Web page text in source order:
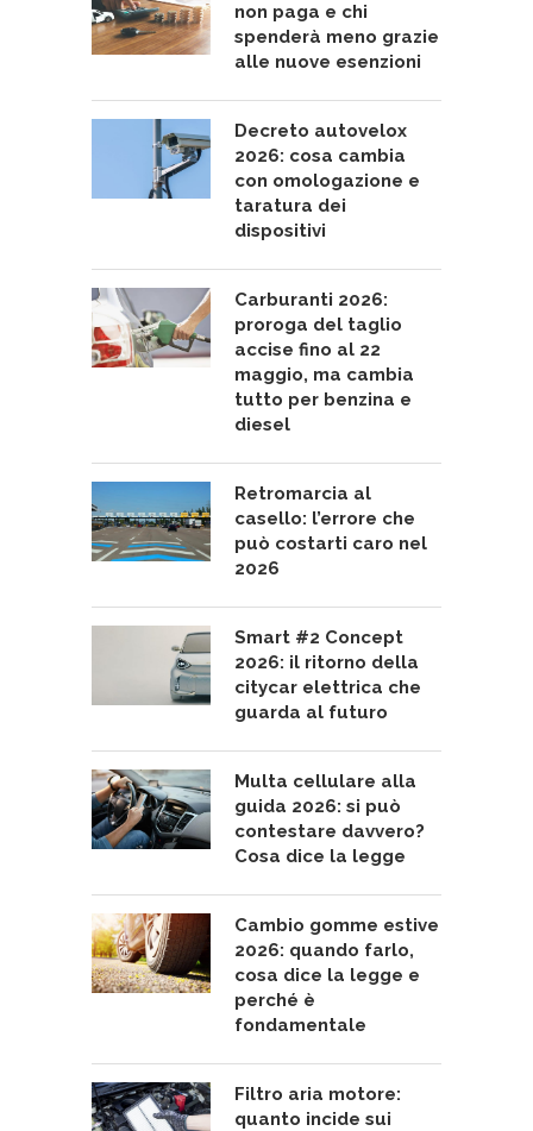
non paga e chi
spenderà meno grazie
alle nuove esenzioni
Decreto autovelox
2026: cosa cambia
con omologazione e
taratura dei
dispositivi
Carburanti 2026:
proroga del taglio
accise fino al 22
maggio, ma cambia
tutto per benzina e
diesel
Retromarcia al
casello: l’errore che
può costarti caro nel
2026
Smart #2 Concept
2026: il ritorno della
citycar elettrica che
guarda al futuro
Multa cellulare alla
guida 2026: si può
contestare davvero?
Cosa dice la legge
Cambio gomme estive
2026: quando farlo,
cosa dice la legge e
perché è
fondamentale
Filtro aria motore:
quanto incide sui